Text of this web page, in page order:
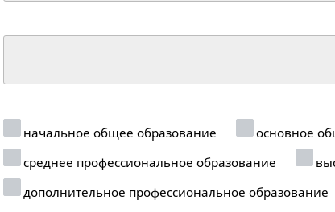
начальное общее образование основное
среднее профессиональное образование
дополнительное профессиональное образование